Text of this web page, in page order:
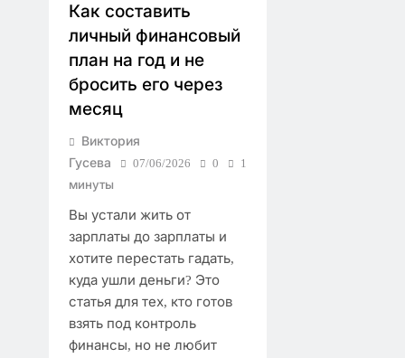
Как составить
личный финансовый
план на год и не
бросить его через
месяц
Виктория
Гусева
07/06/2026 0
1
минуты
Вы устали жить от
зарплаты до зарплаты и
хотите перестать гадать,
куда ушли деньги? Это
статья для тех, кто готов
взять под контроль
финансы, но не любит